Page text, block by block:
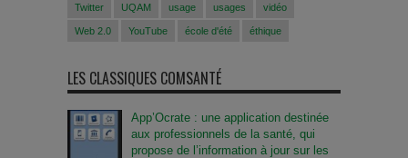
Twitter UQAM usage usages vidéo
Web 2.0 YouTube école d'été éthique
LES CLASSIQUES COMSANTÉ
App’Ocrate : une application destinée
aux professionnels de la santé, qui
propose de l’information à jour sur les